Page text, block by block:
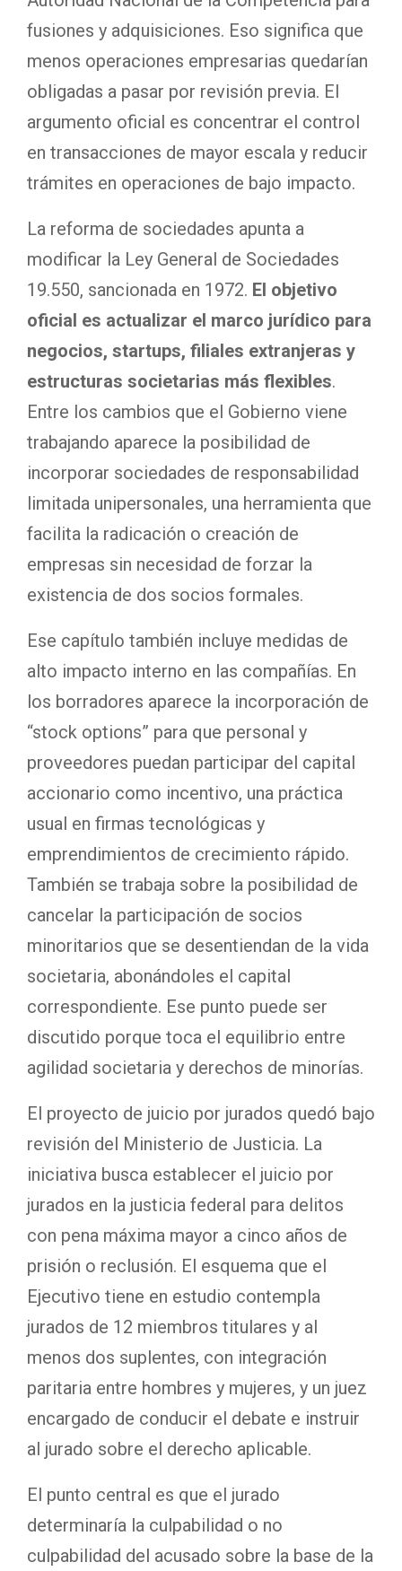
fusiones y adquisiciones. Eso significa que
menos operaciones empresarias quedarían
obligadas a pasar por revisión previa. El
argumento oficial es concentrar el control
en transacciones de mayor escala y reducir
trámites en operaciones de bajo impacto.
La reforma de sociedades apunta a
modificar la Ley General de Sociedades
19.550, sancionada en 1972. El objetivo
oficial es actualizar el marco jurídico para
negocios, startups, filiales extranjeras y
estructuras societarias más flexibles.
Entre los cambios que el Gobierno viene
trabajando aparece la posibilidad de
incorporar sociedades de responsabilidad
limitada unipersonales, una herramienta que
facilita la radicación o creación de
empresas sin necesidad de forzar la
existencia de dos socios formales.
Ese capítulo también incluye medidas de
alto impacto interno en las compañías. En
los borradores aparece la incorporación de
“stock options” para que personal y
proveedores puedan participar del capital
accionario como incentivo, una práctica
usual en firmas tecnológicas y
emprendimientos de crecimiento rápido.
También se trabaja sobre la posibilidad de
cancelar la participación de socios
minoritarios que se desentiendan de la vida
societaria, abonándoles el capital
correspondiente. Ese punto puede ser
discutido porque toca el equilibrio entre
agilidad societaria y derechos de minorías.
El proyecto de juicio por jurados quedó bajo
revisión del Ministerio de Justicia. La
iniciativa busca establecer el juicio por
jurados en la justicia federal para delitos
con pena máxima mayor a cinco años de
prisión o reclusión. El esquema que el
Ejecutivo tiene en estudio contempla
jurados de 12 miembros titulares y al
menos dos suplentes, con integración
paritaria entre hombres y mujeres, y un juez
encargado de conducir el debate e instruir
al jurado sobre el derecho aplicable.
El punto central es que el jurado
determinaría la culpabilidad o no
culpabilidad del acusado sobre la base de la